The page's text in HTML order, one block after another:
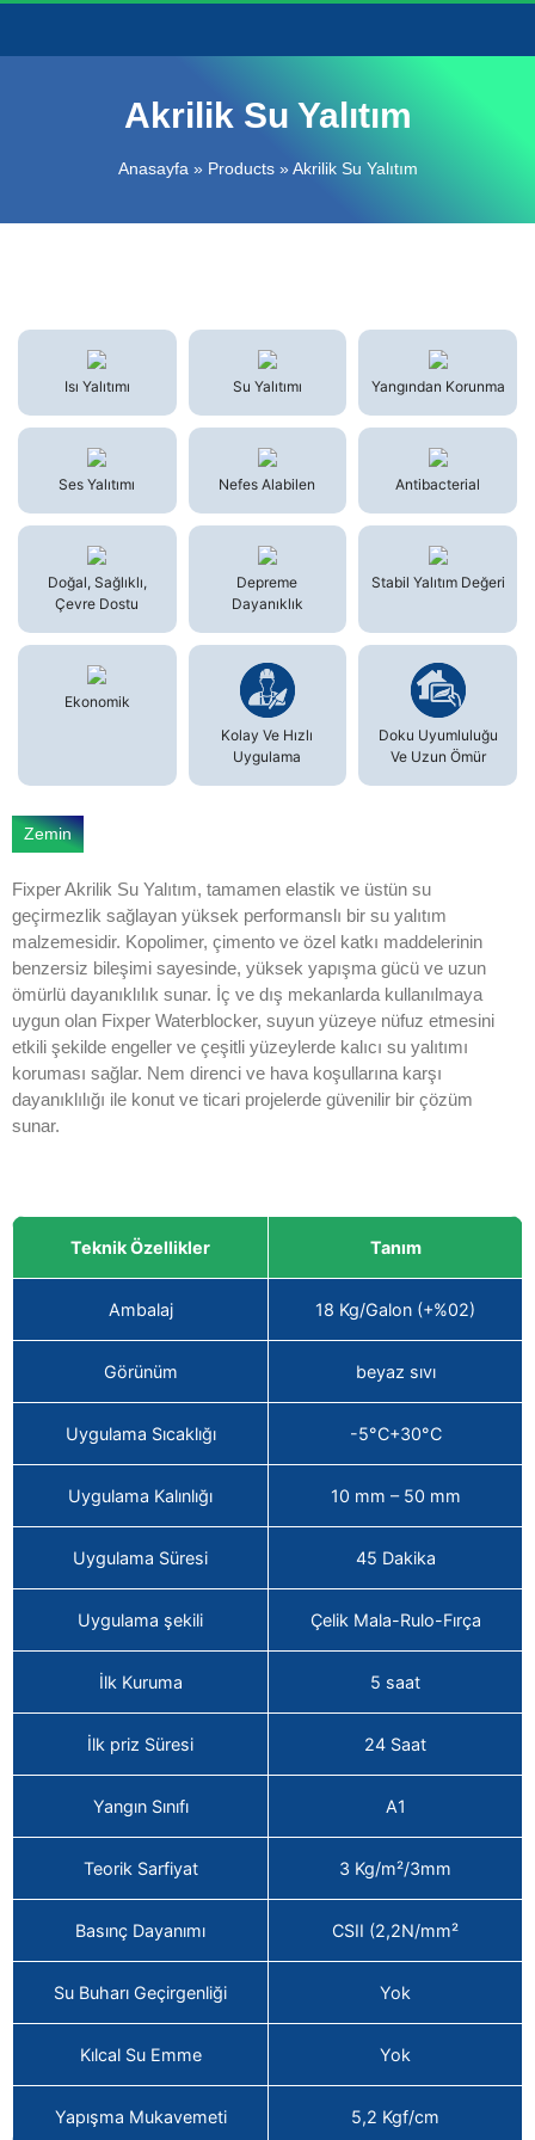
Akrilik Su Yalıtım
Anasayfa» Products» Akrilik Su Yalıtım
Isı Yalıtımı Su Yalıtımı Yangından Korunma
Ses Yalıtımı Nefes Alabilen Antibacterial
Doğal, Sağlıklı,
Çevre Dostu
Depreme
Dayanıklık
Stabil Yalıtım Değeri
Ekonomik
Kolay Ve Hızlı
Uygulama
Doku Uyumluluğu
Ve Uzun Ömür
Zemin
Fixper Akrilik Su Yalıtım, tamamen elastik ve üstün su
geçirmezlik sağlayan yüksek performanslı bir su yalıtım
malzemesidir. Kopolimer, çimento ve özel katkı maddelerinin
benzersiz bileşimi sayesinde, yüksek yapışma gücü ve uzun
ömürlü dayanıklılık sunar. İç ve dış mekanlarda kullanılmaya
uygun olan Fixper Waterblocker, suyun yüzeye nüfuz etmesini
etkili şekilde engeller ve çeşitli yüzeylerde kalıcı su yalıtımı
koruması sağlar. Nem direnci ve hava koşullarına karşı
dayanıklılığı ile konut ve ticari projelerde güvenilir bir çözüm
sunar.
Teknik Özellikler Tanım
Ambalaj 18 Kg/Galon (+%02)
Görünüm beyaz sıvı
Uygulama Sıcaklığı -5°C+30°C
Uygulama Kalınlığı 10 mm – 50 mm
Uygulama Süresi 45 Dakika
Uygulama şekili Çelik Mala-Rulo-Fırça
İlk Kuruma 5 saat
İlk priz Süresi 24 Saat
Yangın Sınıfı A1
Teorik Sarfiyat 3 Kg/m²/3mm
Basınç Dayanımı CSII (2,2N/mm²
Su Buharı Geçirgenliği Yok
Kılcal Su Emme Yok
Yapışma Mukavemeti 5,2 Kgf/cm